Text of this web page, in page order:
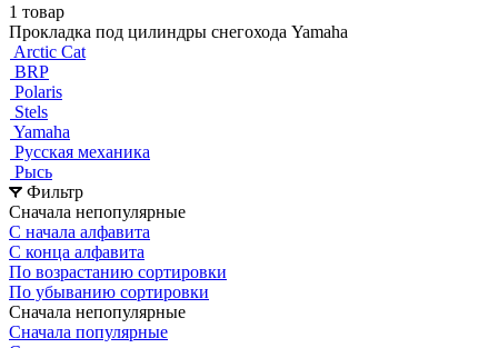
1 товар
Прокладка под цилиндры снегохода Yamaha
Arctic Cat
BRP
Polaris
Stels
Yamaha
Русская механика
Рысь
Фильтр
Сначала непопулярные
С начала алфавита
С конца алфавита
По возрастанию сортировки
По убыванию сортировки
Сначала непопулярные
Сначала популярные